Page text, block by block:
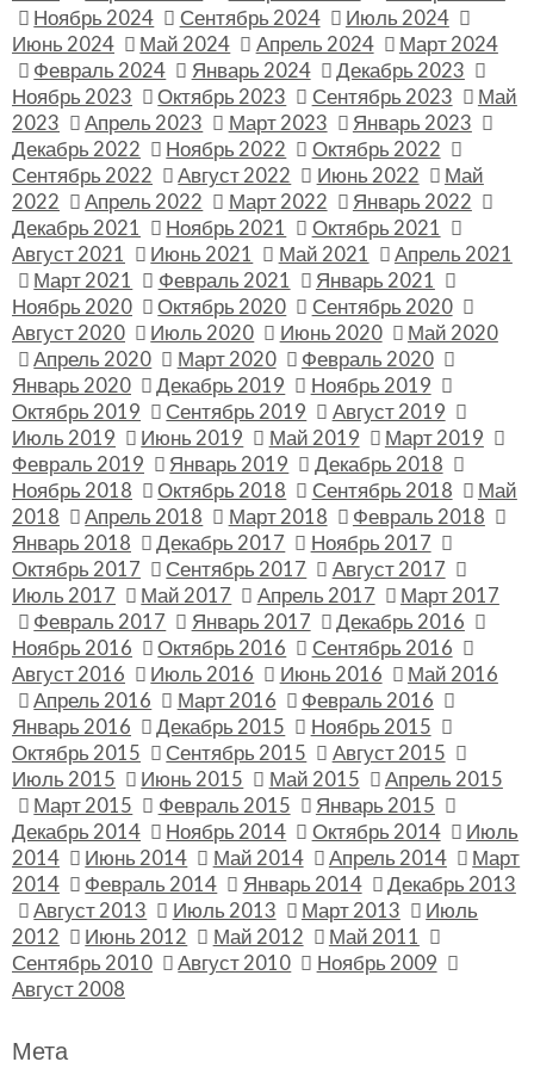
Ноябрь 2024
Сентябрь 2024
Июль 2024
Июнь 2024
Май 2024 Апрель 2024
Март 2024
Февраль 2024
Январь 2024
Декабрь 2023
Ноябрь 2023
Октябрь 2023 Сентябрь 2023
Май
2023
Апрель 2023 Март 2023
Январь 2023
Декабрь 2022
Ноябрь 2022
Октябрь 2022
Сентябрь 2022
Август 2022 Июнь 2022
Май
2022
Апрель 2022 Март 2022
Январь 2022
Декабрь 2021
Ноябрь 2021
Октябрь 2021
Август 2021
Июнь 2021 Май 2021
Апрель 2021
Март 2021
Февраль 2021
Январь 2021
Ноябрь 2020
Октябрь 2020
Сентябрь 2020
Август 2020
Июль 2020 Июнь 2020
Май 2020
Апрель 2020
Март 2020
Февраль 2020
Январь 2020
Декабрь 2019
Ноябрь 2019
Октябрь 2019
Сентябрь 2019
Август 2019
Июль 2019
Июнь 2019 Май 2019
Март 2019
Февраль 2019
Январь 2019
Декабрь 2018
Ноябрь 2018
Октябрь 2018 Сентябрь 2018
Май
2018
Апрель 2018 Март 2018
Февраль 2018
Январь 2018
Декабрь 2017
Ноябрь 2017
Октябрь 2017
Сентябрь 2017
Август 2017
Июль 2017
Май 2017 Апрель 2017
Март 2017
Февраль 2017
Январь 2017
Декабрь 2016
Ноябрь 2016
Октябрь 2016
Сентябрь 2016
Август 2016
Июль 2016 Июнь 2016
Май 2016
Апрель 2016
Март 2016
Февраль 2016
Январь 2016
Декабрь 2015
Ноябрь 2015
Октябрь 2015
Сентябрь 2015
Август 2015
Июль 2015
Июнь 2015 Май 2015
Апрель 2015
Март 2015
Февраль 2015
Январь 2015
Декабрь 2014
Ноябрь 2014 Октябрь 2014
Июль
2014
Июнь 2014 Май 2014 Апрель 2014
Март
2014
Февраль 2014 Январь 2014
Декабрь 2013
Август 2013
Июль 2013 Март 2013
Июль
2012
Июнь 2012 Май 2012
Май 2011
Сентябрь 2010
Август 2010
Ноябрь 2009
Август 2008
Мета